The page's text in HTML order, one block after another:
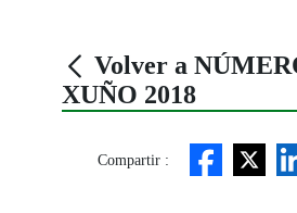
Volver a
XUÑO 2018
Compartir :